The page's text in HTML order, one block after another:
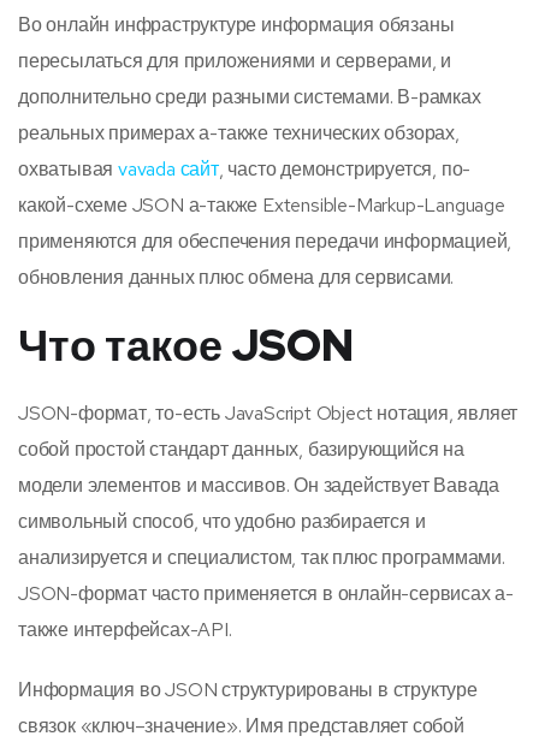
Во онлайн инфраструктуре информация обязаны
пересылаться для приложениями и серверами, и
дополнительно среди разными системами. В-рамках
реальных примерах а-также технических обзорах,
охватываяvavada сайт, часто демонстрируется, по-
какой-схеме JSON а-также Extensible-Markup-Language
применяются для обеспечения передачи информацией,
обновления данных плюс обмена для сервисами.
Что такое JSON
JSON-формат, то-есть JavaScript Object нотация, являет
собой простой стандарт данных, базирующийся на
модели элементов и массивов. Он задействует Вавада
символьный способ, что удобно разбирается и
анализируется и специалистом, так плюс программами.
JSON-формат часто применяется в онлайн-сервисах а-
также интерфейсах-API.
Информация во JSON структурированы в структуре
связок «ключ–значение». Имя представляет собой